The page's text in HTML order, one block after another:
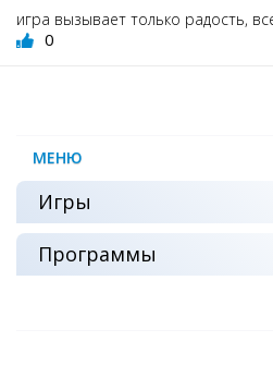
игра вызывает только радость,
0
МЕНЮ
Игры
Программы